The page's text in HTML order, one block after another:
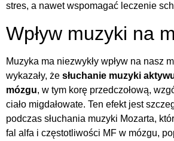
stres, a nawet wspomagać leczenie
Wpływ muzyki na
Muzyka ma niezwykły wpływ na nasz
wykazały, że słuchanie muzyki
mózgu, w tym korę przedczołową,
ciało migdałowate. Ten efekt jest
podczas słuchania muzyki Mozarta,
fal alfa i częstotliwości MF w mózgu,